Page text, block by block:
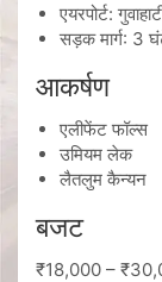
एयरपोर्ट:
सड़क मार्ग: 3
आकर्षण
एलीफेंट फॉल्स
उमियम लेक
लैतलुम कैन्यन
बजट
₹18,000 –